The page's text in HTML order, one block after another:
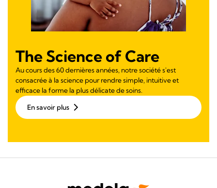
The Science of Care
Au cours des 60 dernières années, notre société s'est
consacrée à la science pour rendre simple, intuitive et
efficace la forme la plus délicate de soins.
En savoir plus